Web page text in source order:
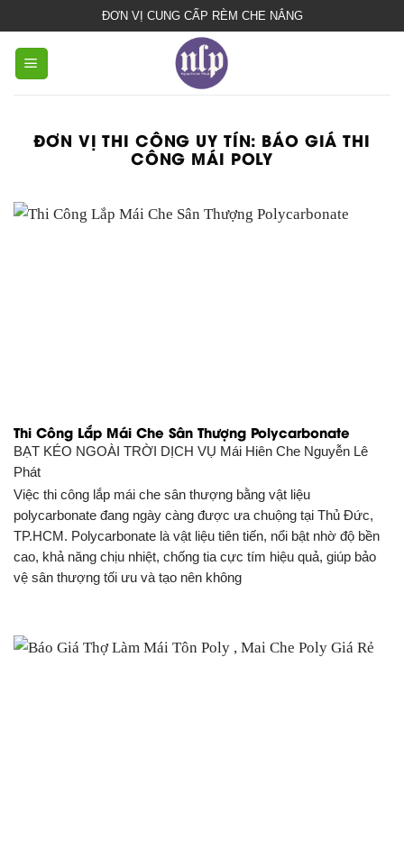
che
nắng
mưa
ĐƠN VỊ CUNG CẤP RÈM CHE NẮNG
ĐƠN VỊ THI CÔNG UY TÍN: BÁO GIÁ THI
CÔNG MÁI POLY
Thi Công Lắp Mái Che Sân Thượng Polycarbonate
BẠT KÉO NGOÀI TRỜI DỊCH VỤ Mái Hiên Che Nguyễn Lê
Phát
Việc thi công lắp mái che sân thượng bằng vật liệu
polycarbonate đang ngày càng được ưa chuộng tại Thủ Đức,
TP.HCM. Polycarbonate là vật liệu tiên tiến, nổi bật nhờ độ bền
cao, khả năng chịu nhiệt, chống tia cực tím hiệu quả, giúp bảo
vệ sân thượng tối ưu và tạo nên không